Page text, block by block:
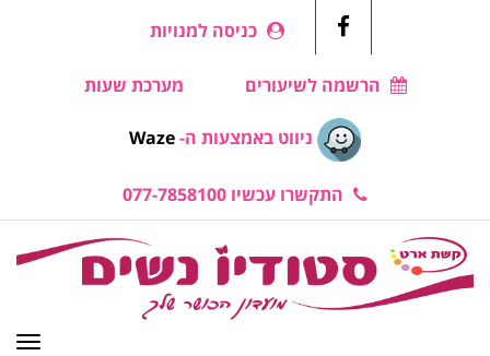
Facebook
כניסה למנויות
הרשמה לשיעורים מערכת שעות
ניווט באמצעות ה-Waze
התקשרו עכשיו 077-7858100